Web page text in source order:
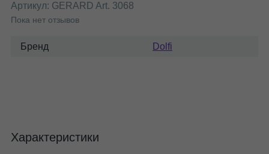
Артикул: GERARD Art. 3068
Пока нет отзывов
Бренд Dolfi
Характеристики